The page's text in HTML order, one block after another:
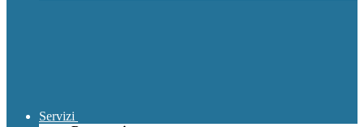
Servizi